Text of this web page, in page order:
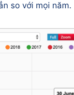
so với mọi năm.